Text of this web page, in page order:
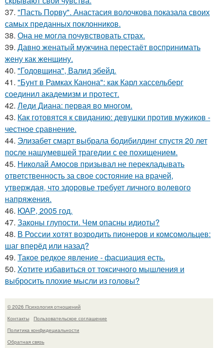
37. "Пасть Порву". Анастасия волочкова показала своих
самых преданных поклонников.
38. Она не могла почувствовать страх.
39. Давно женатый мужчина перестаёт воспринимать
жену как женщину.
40. "Годовщина", Валид эбейд.
41. "Бунт в Рамках Канона": как Карл хассельберг
соединил академизм и протест.
42. Леди Диана: первая во многом.
43. Как готовятся к свиданию: девушки против мужиков -
честное сравнение.
44. Элизабет смарт выбрала бодибилдинг спустя 20 лет
после нашумевшей трагедии с ее похищением.
45. Николай Амосов призывал не перекладывать
ответственность за свое состояние на врачей,
утверждая, что здоровье требует личного волевого
напряжения.
46. ЮАР, 2005 год.
47. Законы глупости. Чем опасны идиоты?
48. В России хотят возродить пионеров и комсомольцев:
шаг вперёд или назад?
49. Такое редкое явление - фасциация есть.
50. Хотите избавиться от токсичного мышления и
выбросить плохие мысли из головы?
© 2026 Психология отношений
Контакты
Пользовательское соглашение
Политика конфидециальности
Обратная связь